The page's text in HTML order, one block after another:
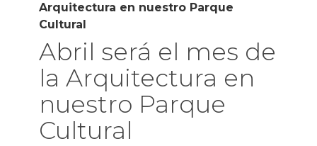
Arquitectura en nuestro Parque
Cultural
Abril será el mes de
la Arquitectura en
nuestro Parque
Cultural